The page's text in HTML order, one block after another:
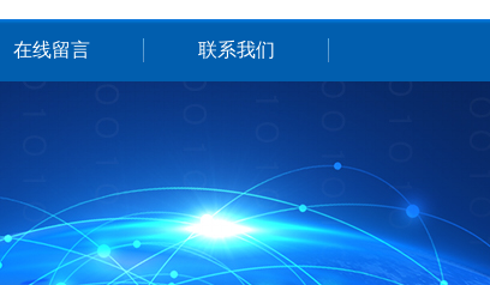
在线留言 联系我们